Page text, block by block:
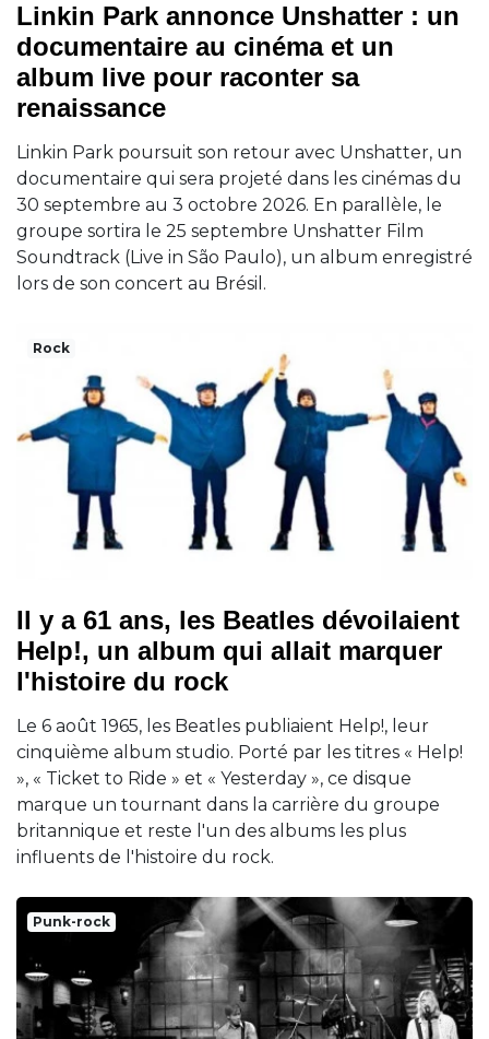
Linkin Park annonce Unshatter : un
documentaire au cinéma et un
album live pour raconter sa
renaissance
Linkin Park poursuit son retour avec Unshatter, un
documentaire qui sera projeté dans les cinémas du
30 septembre au 3 octobre 2026. En parallèle, le
groupe sortira le 25 septembre Unshatter Film
Soundtrack (Live in São Paulo), un album enregistré
lors de son concert au Brésil.
Rock
Il y a 61 ans, les Beatles dévoilaient
Help!, un album qui allait marquer
l'histoire du rock
Le 6 août 1965, les Beatles publiaient Help!, leur
cinquième album studio. Porté par les titres « Help!
», « Ticket to Ride » et « Yesterday », ce disque
marque un tournant dans la carrière du groupe
britannique et reste l'un des albums les plus
influents de l'histoire du rock.
Punk-rock